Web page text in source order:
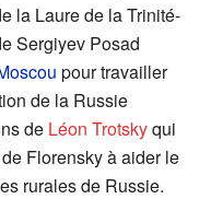
la Laure de la Trinité-
Sergiyev Posad
pour travailler
de la Russie
de Léon Trotskyqui
Florensky à aider le
rurales de Russie.